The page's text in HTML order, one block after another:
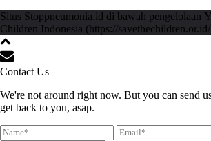
Situs Stoppneumonia.id di bawah pengelolaan
Children Indonesia (https://
Contact Us
We're not around right now. But you can send
get back to you, asap.